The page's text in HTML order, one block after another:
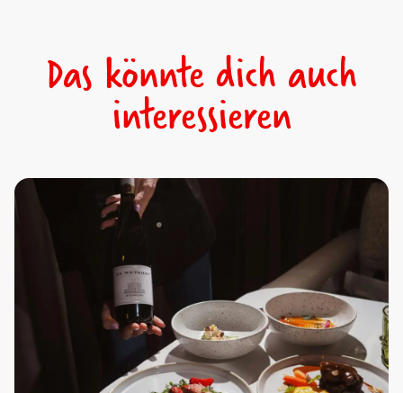
Das könnte dich auch
interessieren